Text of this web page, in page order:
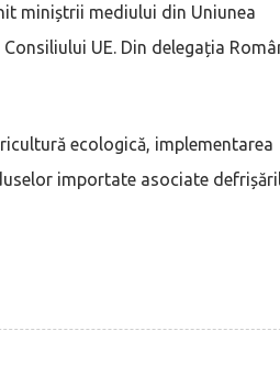
miniștrii mediului din Uniunea
UE. Din delegația
ecologică, implementarea
importate asociate